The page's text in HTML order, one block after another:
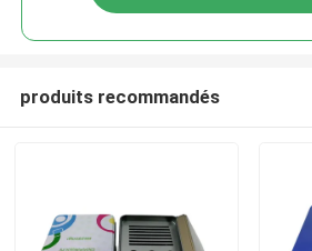
produits recommandés